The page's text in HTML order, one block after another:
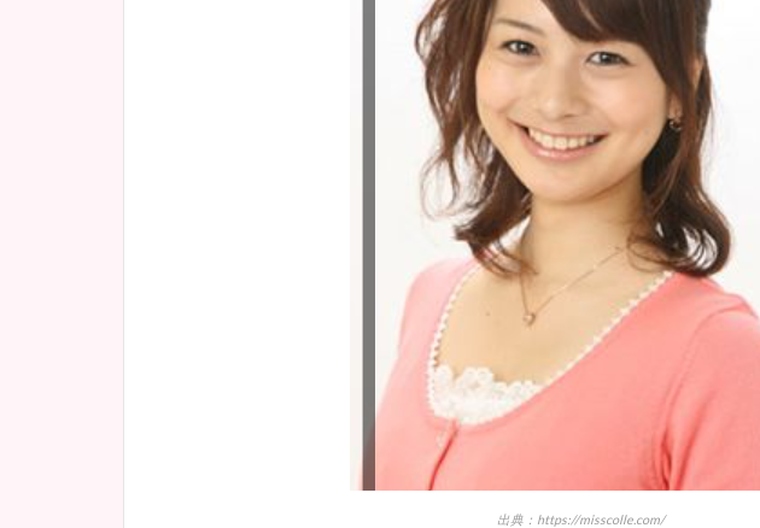
出典：https://misscolle.com/